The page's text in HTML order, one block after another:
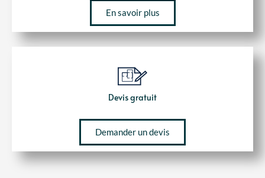
En savoir plus
Devis gratuit
Demander un devis